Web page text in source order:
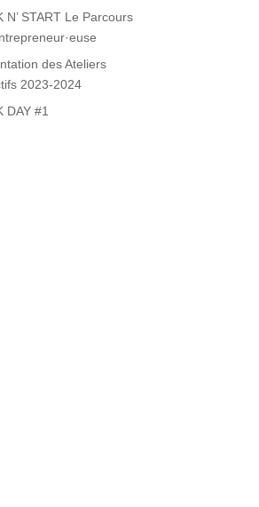
N’ START Le Parcours
des Ateliers
2023-2024
DAY #1